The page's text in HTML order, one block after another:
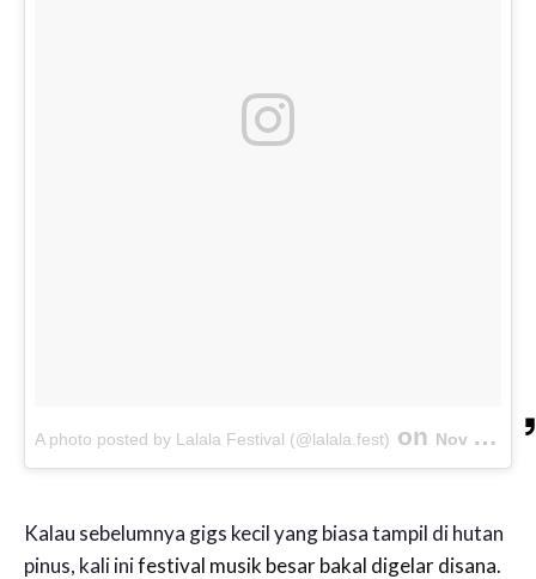
A photo posted by Lalala Festival (@lalala.fest) on Nov 1, 2016 at 4:40am PDT
Kalau sebelumnya gigs kecil yang biasa tampil di hutan
pinus, kali inifestival musik besar bakal digelar disana.